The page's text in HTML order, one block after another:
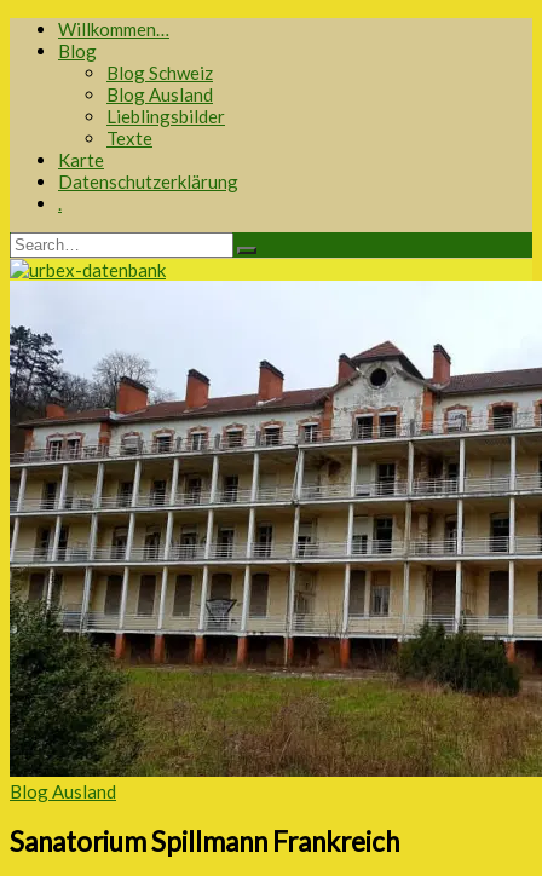
Willkommen…
Blog
Blog Schweiz
Blog Ausland
Lieblingsbilder
Texte
Karte
Datenschutzerklärung
.
Blog Ausland
Sanatorium Spillmann Frankreich